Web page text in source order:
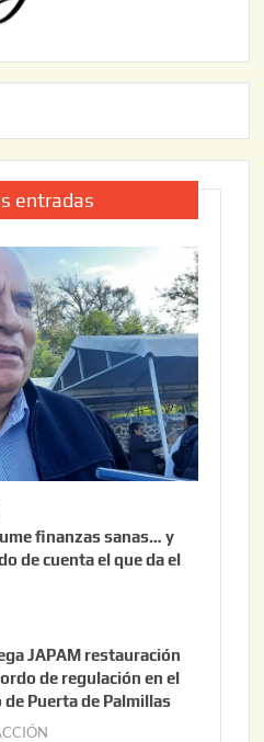
entradas
finanzas sanas… y
de cuenta el que da el
JAPAM restauración
de regulación en el
de Puerta de Palmillas